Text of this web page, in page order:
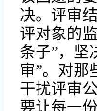
决。评审
评对象的
条子”，坚
审”。对那
干扰评审
要让每一